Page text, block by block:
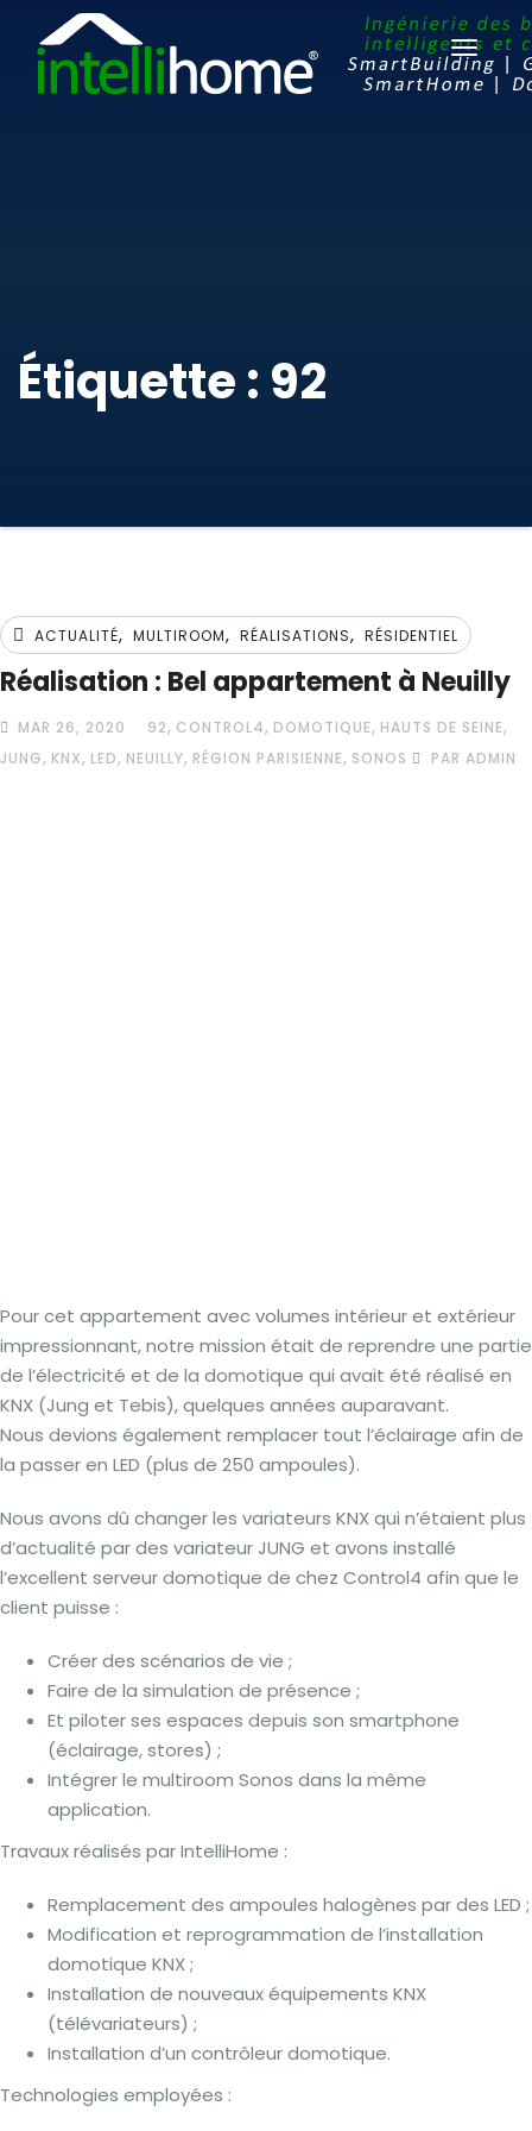
Ouvrir
le
Étiquette : 92
ACTUALITÉ, MULTIROOM, RÉALISATIONS, RÉSIDENTIEL
Réalisation : Bel appartement à Neuilly
MAR 26, 2020 92, CONTROL4, DOMOTIQUE, HAUTS DE SEINE,
JUNG, KNX, LED, NEUILLY, RÉGION PARISIENNE, SONOS PAR ADMIN
Pour cet appartement avec volumes intérieur et extérieur
impressionnant, notre mission était de reprendre une partie
de l’électricité et de la domotique qui avait été réalisé en
KNX (Jung et Tebis), quelques années auparavant.
Nous devions également remplacer tout l’éclairage afin de
la passer en LED (plus de 250 ampoules).
Nous avons dû changer les variateurs KNX qui n’étaient plus
d’actualité par des variateur JUNG et avons installé
l’excellent serveur domotique de chez Control4 afin que le
client puisse :
Créer des scénarios de vie ;
Faire de la simulation de présence ;
Et piloter ses espaces depuis son smartphone
(éclairage, stores) ;
Intégrer le multiroom Sonos dans la même
application.
Travaux réalisés par IntelliHome :
Remplacement des ampoules halogènes par des LED ;
Modification et reprogrammation de l’installation
domotique KNX ;
Installation de nouveaux équipements KNX
(télévariateurs) ;
Installation d’un contrôleur domotique.
Technologies employées :